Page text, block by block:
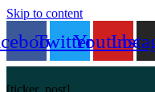
Skip to content
TwitterYoutube
[ticker_post]